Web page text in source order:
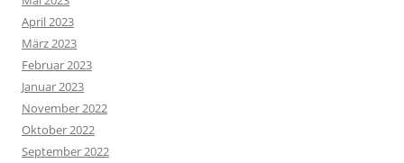
April 2023
März 2023
Februar 2023
Januar 2023
November 2022
Oktober 2022
September 2022